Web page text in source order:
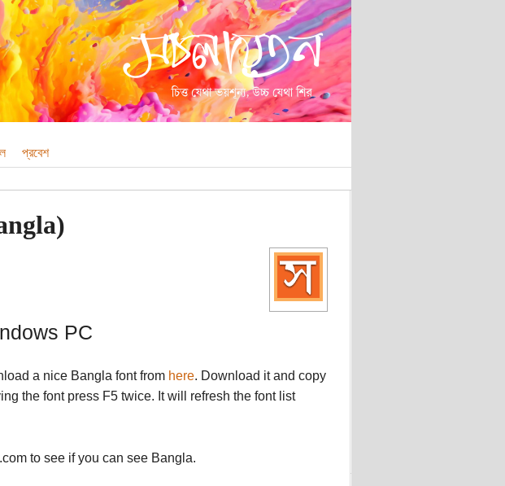
প্রবেশ
PC
a nice Bangla font from here. Download it and copy
the font press F5 twice. It will refresh the font list
to see if you can see Bangla.